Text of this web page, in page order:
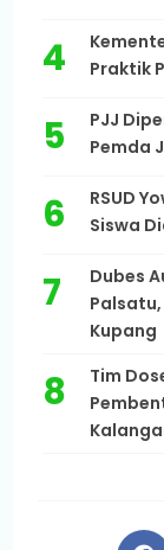
Praktik
PJJ
Pemda
RSUD
Siswa
Dubes
Kupang
Tim